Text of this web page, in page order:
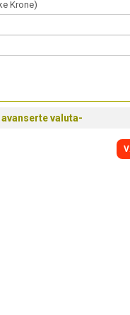
avanserte valuta-